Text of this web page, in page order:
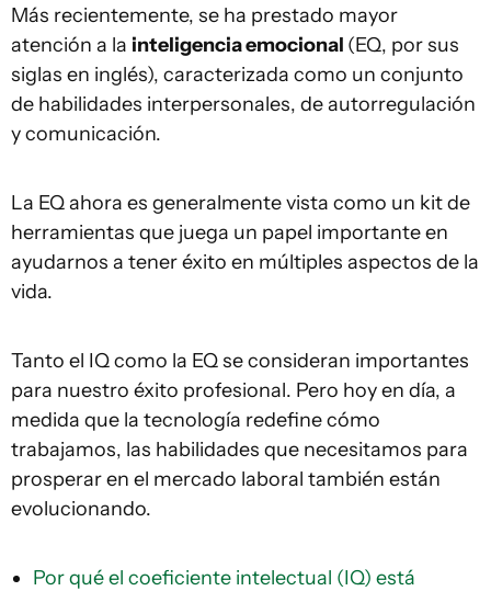
Más recientemente, se ha prestado mayor
atención a la inteligencia emocional (EQ, por sus
siglas en inglés), caracterizada como un conjunto
de habilidades interpersonales, de autorregulación
y comunicación.
La EQ ahora es generalmente vista como un kit de
herramientas que juega un papel importante en
ayudarnos a tener éxito en múltiples aspectos de la
vida.
Tanto el IQ como la EQ se consideran importantes
para nuestro éxito profesional. Pero hoy en día, a
medida que la tecnología redefine cómo
trabajamos, las habilidades que necesitamos para
prosperar en el mercado laboral también están
evolucionando.
Por qué el coeficiente intelectual (IQ) está